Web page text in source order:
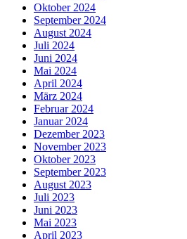
Oktober 2024
September 2024
August 2024
Juli 2024
Juni 2024
Mai 2024
April 2024
März 2024
Februar 2024
Januar 2024
Dezember 2023
November 2023
Oktober 2023
September 2023
August 2023
Juli 2023
Juni 2023
Mai 2023
April 2023